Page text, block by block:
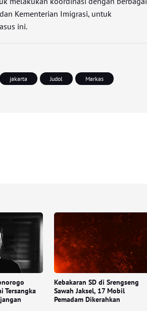
Kementerian Imigrasi, untuk
ini.
jakarta Judol
Markas
Tersangka
Kebakaran SD di Srengseng
Sawah Jaksel, 17 Mobil
Pemadam Dikerahkan